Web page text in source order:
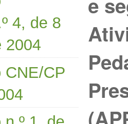
4, de 8
2004
CNE/CP